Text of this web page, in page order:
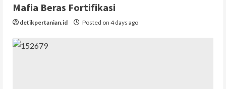
Mafia Beras Fortifikasi
detikpertanian.id Posted on 4 days ago